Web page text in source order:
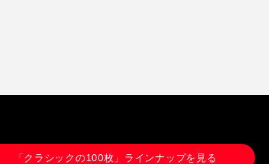
「クラシックの100枚」ラインナップを見る